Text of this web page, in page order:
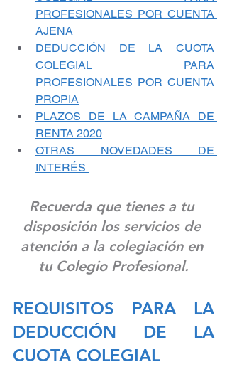
PROFESIONALES POR CUENTA
AJENA
DEDUCCIÓN DE LA CUOTA
COLEGIAL PARA
PROFESIONALES POR CUENTA
PROPIA
PLAZOS DE LA CAMPAÑA DE
RENTA 2020
OTRAS NOVEDADES DE
INTERÉS
Recuerda que tienes a tu
disposición los servicios de
atención a la colegiación en
tu Colegio Profesional.
REQUISITOS PARA LA
DEDUCCIÓN DE LA
CUOTA COLEGIAL